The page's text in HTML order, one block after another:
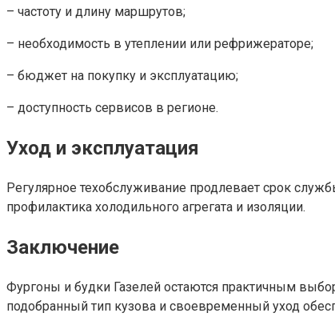
– частоту и длину маршрутов;
– необходимость в утеплении или рефрижераторе;
– бюджет на покупку и эксплуатацию;
– доступность сервисов в регионе.
Уход и эксплуатация
Регулярное техобслуживание продлевает срок
профилактика холодильного агрегата и изоляции.
Заключение
Фургоны и будки Газелей остаются практичным
подобранный тип кузова и своевременный уход